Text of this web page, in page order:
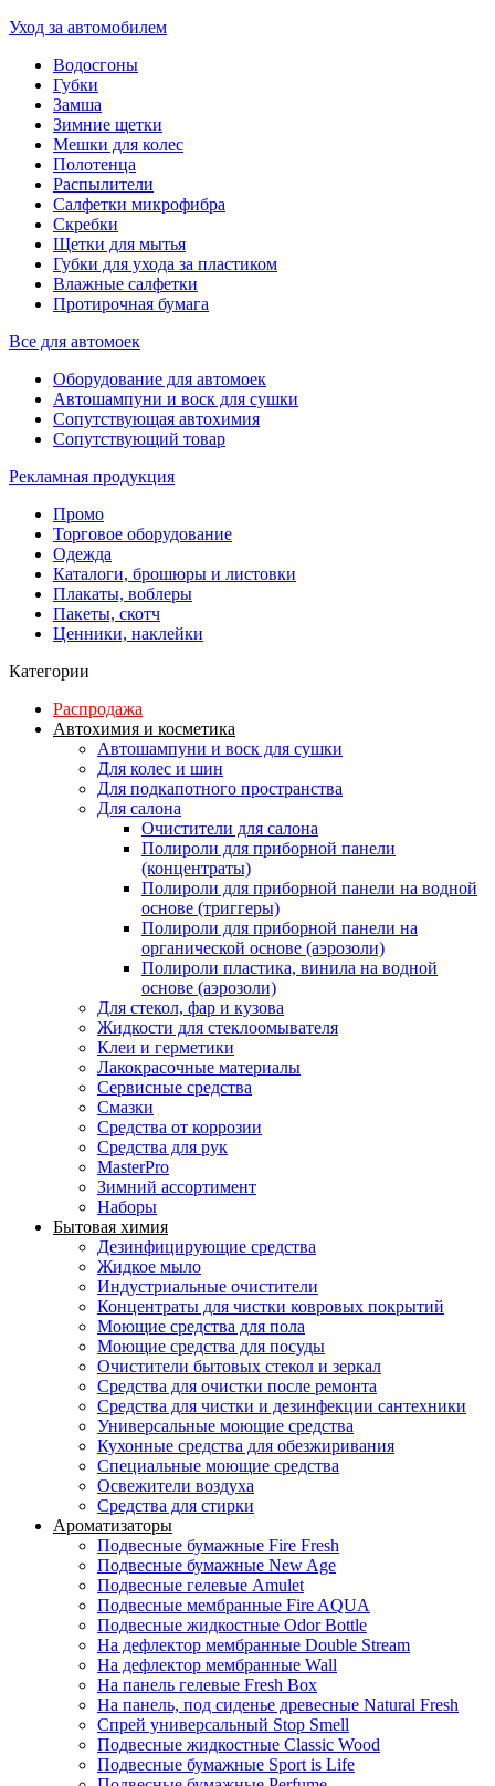
Уход за автомобилем
Водосгоны
Губки
Замша
Зимние щетки
Мешки для колес
Полотенца
Распылители
Салфетки микрофибра
Скребки
Щетки для мытья
Губки для ухода за пластиком
Влажные салфетки
Протирочная бумага
Все для автомоек
Оборудование для автомоек
Автошампуни и воск для сушки
Сопутствующая автохимия
Сопутствующий товар
Рекламная продукция
Промо
Торговое оборудование
Одежда
Каталоги, брошюры и листовки
Плакаты, воблеры
Пакеты, скотч
Ценники, наклейки
Категории
Распродажа
Автохимия и косметика
Автошампуни и воск для сушки
Для колес и шин
Для подкапотного пространства
Для салона
Очистители для салона
Полироли для приборной панели
(концентраты)
Полироли для приборной панели на водной
основе (триггеры)
Полироли для приборной панели на
органической основе (аэрозоли)
Полироли пластика, винила на водной
основе (аэрозоли)
Для стекол, фар и кузова
Жидкости для стеклоомывателя
Клеи и герметики
Лакокрасочные материалы
Сервисные средства
Смазки
Средства от коррозии
Средства для рук
MasterPro
Зимний ассортимент
Наборы
Бытовая химия
Дезинфицирующие средства
Жидкое мыло
Индустриальные очистители
Концентраты для чистки ковровых покрытий
Моющие средства для пола
Моющие средства для посуды
Очистители бытовых стекол и зеркал
Средства для очистки после ремонта
Средства для чистки и дезинфекции сантехники
Универсальные моющие средства
Кухонные средства для обезжиривания
Специальные моющие средства
Освежители воздуха
Средства для стирки
Ароматизаторы
Подвесные бумажные Fire Fresh
Подвесные бумажные New Age
Подвесные гелевые Amulet
Подвесные мембранные Fire AQUA
Подвесные жидкостные Odor Bottle
На дефлектор мембранные Double Stream
На дефлектор мембранные Wall
На панель гелевые Fresh Box
На панель, под сиденье древесные Natural Fresh
Спрей универсальный Stop Smell
Подвесные жидкостные Classic Wood
Подвесные бумажные Sport is Life